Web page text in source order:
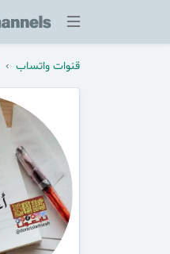
قنوات واتساب ›